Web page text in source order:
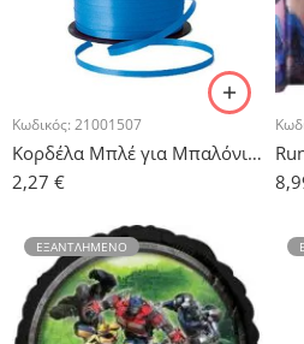
Κωδικός: 21001507
Κορδέλα Μπλέ για Μπαλόνια 500μ
2,27 €
ΕΞΑΝΤΛΗΜΈΝΟ